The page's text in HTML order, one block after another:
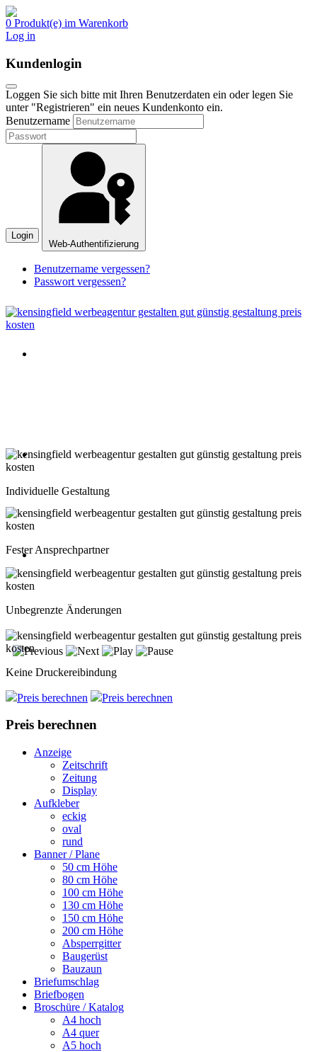
0 Produkt(e) im Warenkorb
Log in
Kundenlogin
Loggen Sie sich bitte mit Ihren Benutzerdaten ein oder legen Sie
unter "Registrieren" ein neues Kundenkonto ein.
Benutzername
Login
Web-Authentifizierung
Benutzername vergessen?
Passwort vergessen?
Beratung oder Rückruf anfordern
Schweiz: 043 508 66 63
Montag-Freitag 10:00-18:00 Uhr
Beratung oder Rückruf anfordern
Montag-Freitag 10:00-18:00 Uhr
Individuelle Gestaltung
Fester Ansprechpartner
Unbegrenzte Änderungen
Keine Druckereibindung
Preis berechnen Preis berechnen
Preis berechnen
Anzeige
Zeitschrift
Zeitung
Display
Aufkleber
eckig
oval
rund
Banner / Plane
50 cm Höhe
80 cm Höhe
100 cm Höhe
130 cm Höhe
150 cm Höhe
200 cm Höhe
Absperrgitter
Baugerüst
Bauzaun
Briefumschlag
Briefbogen
Broschüre / Katalog
A4 hoch
A4 quer
A5 hoch